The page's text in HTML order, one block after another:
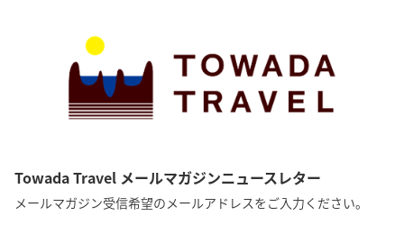
Towada Travel メールマガジンニュースレター
メールマガジン受信希望のメールアドレスをご入力ください。